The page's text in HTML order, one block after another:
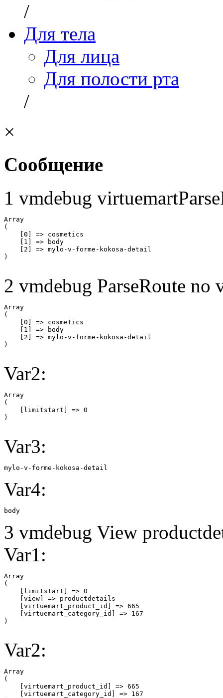
/
Для тела
Для лица
Для полости рта
/
×
Сообщение
1 vmdebug
Array
(
    [0] => cosmetics
    [1] => body
    [2] => mylo-v-forme-kokosa-detail
2 vmdebug ParseRoute no
Array
(
    [0] => cosmetics
    [1] => body
    [2] => mylo-v-forme-kokosa-detail
Var2:
Array
(
    [limitstart] => 0
Var3:
mylo-v-forme-kokosa-detail
Var4:
body
3 vmdebug View
Var1:
Array
(
    [limitstart] => 0
    [view] => productdetails
    [virtuemart_product_id] => 665
    [virtuemart_category_id] => 167
Var2:
Array
(
    [virtuemart_product_id] => 665
    [virtuemart_category_id] => 167